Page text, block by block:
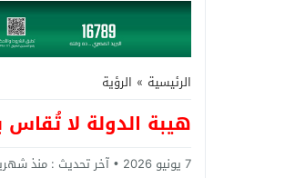
Previous
Next
الرئيسية » الرؤية
هيبة الدولة لا
7 يونيو 2026 آخر تحديث : منذ